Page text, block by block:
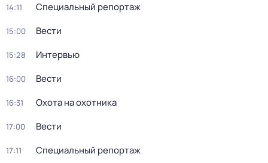
14:11 Специальный репортаж
15:00 Вести
15:28 Интервью
16:00 Вести
16:31 Охота на охотника
17:00 Вести
17:11 Специальный репортаж